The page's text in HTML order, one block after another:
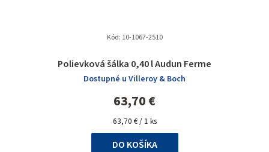
Polievková šálka 0,40 l Audun Ferme
Dostupné u Villeroy & Boch
63,70 €
Jednotková
cena:
63,70 € / 1 ks
DO KOŠÍKA
Kód: 10-1067-2510